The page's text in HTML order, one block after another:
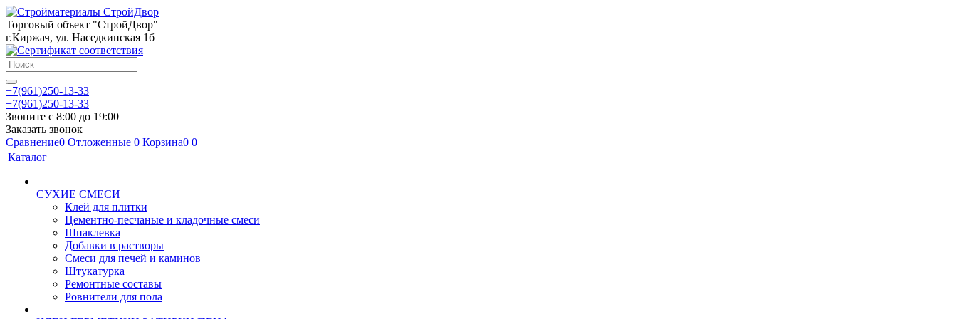
Торговый объект "СтройДвор"
г.Киржач, ул. Наседкинская 1б
+7(961)250-13-33
+7(961)250-13-33
Звоните с 8:00 до 19:00
Заказать звонок
Сравнение0 Отложенные 0 Корзина0 0
Каталог
СУХИЕ СМЕСИ
Клей для плитки
Цементно-песчаные и кладочные смеси
Шпаклевка
Добавки в растворы
Смеси для печей и каминов
Штукатурка
Ремонтные составы
Ровнители для пола